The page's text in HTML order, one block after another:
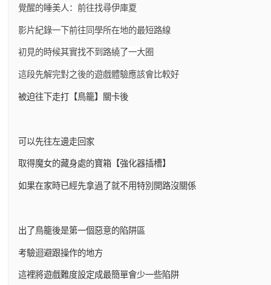
覺醒的睡美人：前往找尋伊庫夏
影片紀錄一下前往同學所在地的最短路線
初見的時候其實找不到路繞了一大圈
這段先解完對之後的遊戲體驗應該會比較好
被迫往下走打【鳥籠】關卡後
可以先往左邊走回家
取得魔女的藏身處的寶箱【強化器插槽】
如果在家時已經先拿過了就不用特別開路沒關係
出了鳥籠後是第一個惡意的陷阱區
考驗迴避跟操作的地方
這裡將遊戲難度設定成最簡單會少一些陷阱